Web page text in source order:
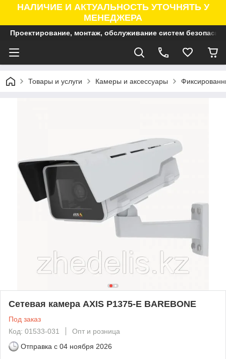
НАЛИЧИЕ И АКТУАЛЬНОСТЬ УТОЧНЯТЬ У
МЕНЕДЖЕРА
Проектирование, монтаж, обслуживание систем
Товары и услуги Камеры и аксессуары
Сетевая камера AXIS P1375-E BAREBONE
Под заказ
Код: 01533-031
Опт и розница
Отправка с 04 ноября 2026